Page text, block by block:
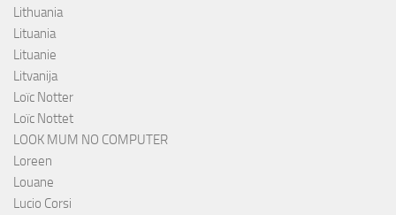
Lithuania
Lituania
Lituanie
Litvanija
Loïc Notter
Loïc Nottet
LOOK MUM NO COMPUTER
Loreen
Louane
Lucio Corsi